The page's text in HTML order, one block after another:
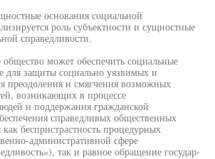
основания социальной
роль субъектности и сущностные
справедливости.
общество может обеспечить социальные
для защиты социально уязвимых и
преодоления и смягчения возможных
возникающих в процессе
и поддержания гражданской
справедливых общественных
беспристрастность процедурных
административной сфере
так и равное обращение государ-